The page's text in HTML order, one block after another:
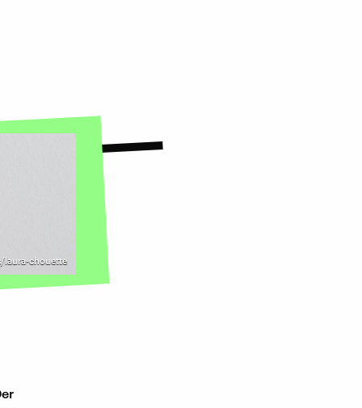
laura-chouette